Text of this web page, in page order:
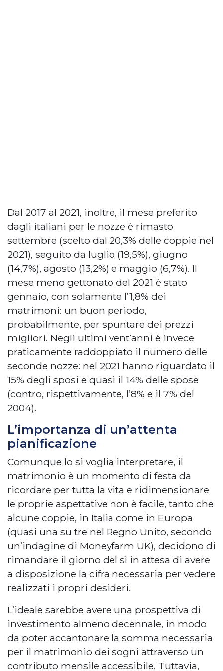
Dal 2017 al 2021, inoltre, il mese preferito
dagli italiani per le nozze è rimasto
settembre (scelto dal 20,3% delle coppie nel
2021), seguito da luglio (19,5%), giugno
(14,7%), agosto (13,2%) e maggio (6,7%). Il
mese meno gettonato del 2021 è stato
gennaio, con solamente l’1,8% dei
matrimoni: un buon periodo,
probabilmente, per spuntare dei prezzi
migliori. Negli ultimi vent’anni è invece
praticamente raddoppiato il numero delle
seconde nozze: nel 2021 hanno riguardato il
15% degli sposi e quasi il 14% delle spose
(contro, rispettivamente, l’8% e il 7% del
2004).
L’importanza di un’attenta
pianificazione
Comunque lo si voglia interpretare, il
matrimonio è un momento di festa da
ricordare per tutta la vita e ridimensionare
le proprie aspettative non è facile, tanto che
alcune coppie, in Italia come in Europa
(quasi una su tre nel Regno Unito, secondo
un’indagine di Moneyfarm UK), decidono di
rimandare il giorno del sì in attesa di avere
a disposizione la cifra necessaria per vedere
realizzati i propri desideri.
L’ideale sarebbe avere una prospettiva di
investimento almeno decennale, in modo
da poter accantonare la somma necessaria
per il matrimonio dei sogni attraverso un
contributo mensile accessibile. Tuttavia,